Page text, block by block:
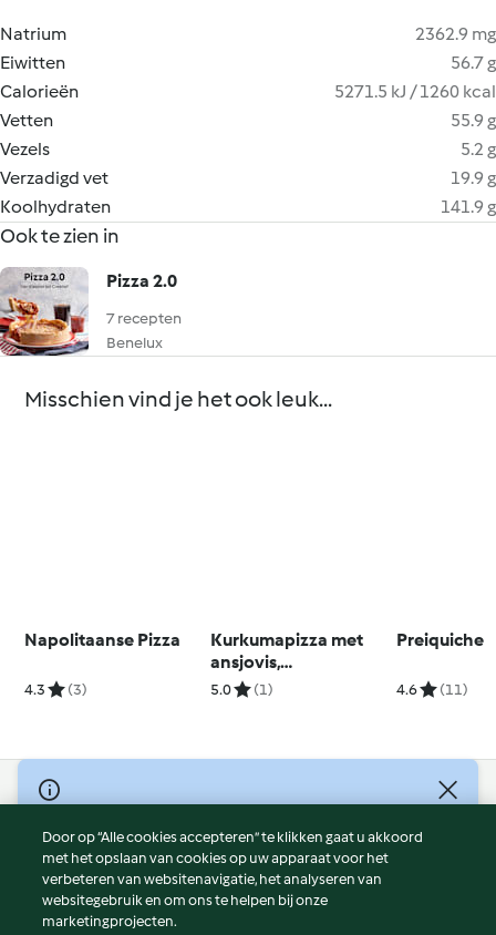
Natrium
2362.9 mg
Eiwitten
56.7 g
Calorieën
5271.5 kJ / 1260 kcal
Vetten
55.9 g
Vezels
5.2 g
Verzadigd vet
19.9 g
Koolhydraten
141.9 g
Ook te zien in
Pizza 2.0
7 recepten
Benelux
Misschien vind je het ook leuk...
Napolitaanse Pizza
4.3 (3)
Kurkumapizza met
ansjovis,
courgettebloemen en
5.0 (1)
Preiquiche
4.6 (11)
© Copyright 2026
Gebruiksvoorwaarden
Privacybeleid
Disclaimer
Colofon
Door op “Alle cookies accepteren” te klikken gaat u akkoord
met het opslaan van cookies op uw apparaat voor het
verbeteren van websitenavigatie, het analyseren van
websitegebruik en om ons te helpen bij onze
marketingprojecten.